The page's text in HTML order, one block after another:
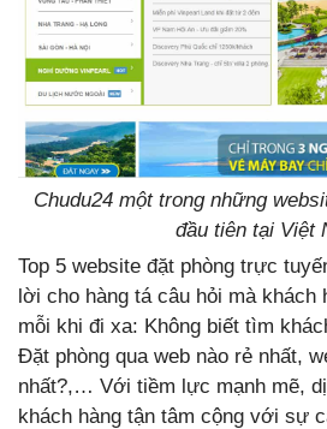
Chudu24 một trong những
đầu tiên tại Việt
Top 5 website đặt phòng trực
lời cho hàng tá câu hỏi mà khách
mỗi khi đi xa: Không biết tìm
Đặt phòng qua web nào rẻ nhất,
nhất?,… Với tiềm lực mạnh mẽ,
khách hàng tận tâm cộng với sự